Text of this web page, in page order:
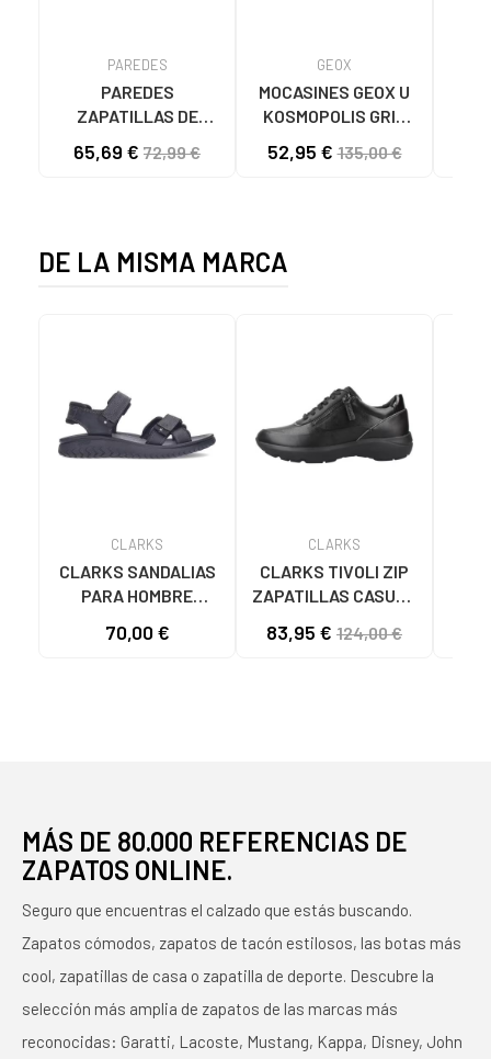
PAREDES
PAREDES
ZAPATILLAS DE
GRIS GRIS
65,69 € 72,99 €
GEOX
MOCASINES GEOX U
KOSMOPOLIS GRIP
C9999 BLACK
52,95 €135,00 €
DE LA MISMA MARCA
CLARKS
CLARKS SANDALIAS
PARA HOMBRE
70,00 €
CLARKS
CLARKS TIVOLI ZIP
ZAPATILLAS CASUAL
83,95 € 124,00 €
MÁS DE 80.000 REFERENCIAS DE
ZAPATOS ONLINE.
Seguro que encuentras el calzado que estás buscando.
Zapatos cómodos, zapatos de tacón estilosos, las botas más
cool, zapatillas de casa o zapatilla de deporte. Descubre la
selección más amplia de zapatos de las marcas más
reconocidas: Garatti, Lacoste, Mustang, Kappa, Disney, John